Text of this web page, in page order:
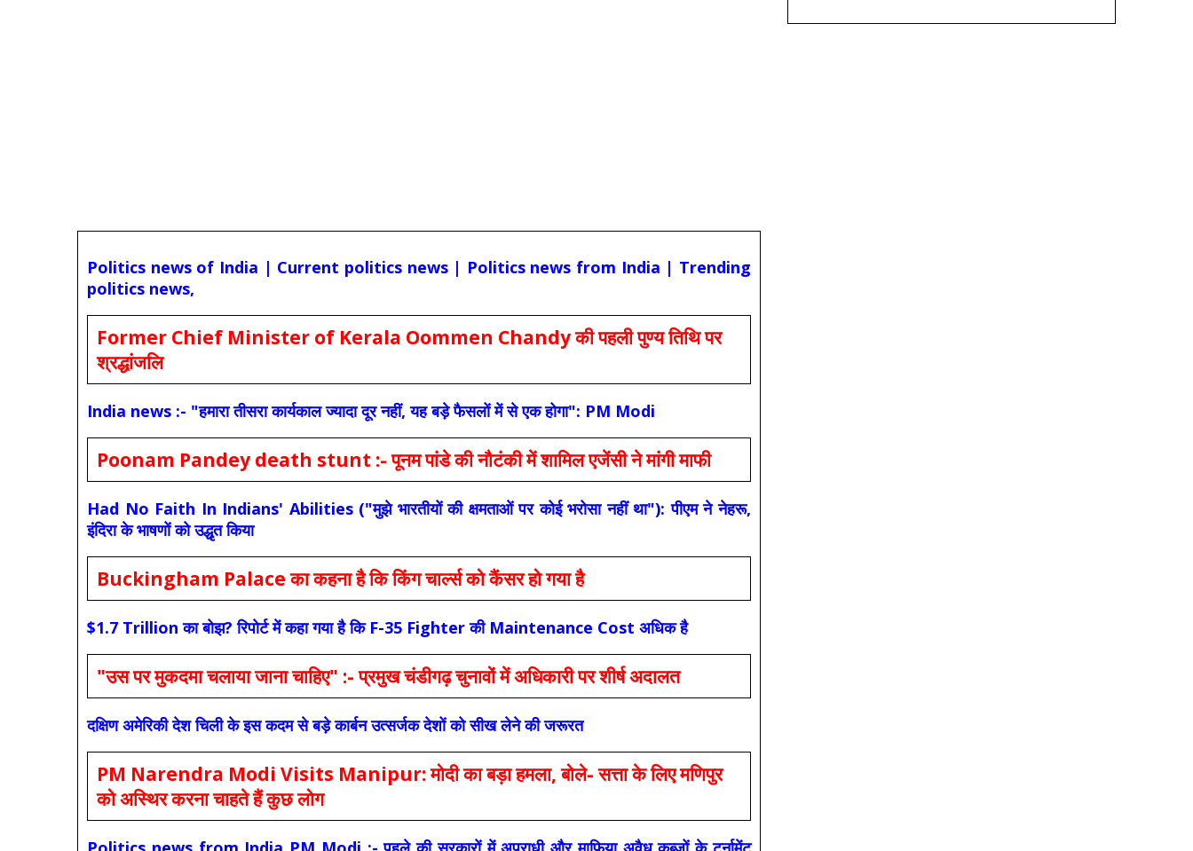
Politics news of India | Current politics news | Politics news from India | Trending
politics news,
Former Chief Minister of Kerala Oommen Chandy की पहली पुण्य तिथि पर
श्रद्धांजलि
India news :- "हमारा तीसरा कार्यकाल ज्यादा दूर नहीं, यह बड़े फैसलों में से एक होगा": PM Modi
Poonam Pandey death stunt :- पूनम पांडे की नौटंकी में शामिल एजेंसी ने मांगी माफी
Had No Faith In Indians' Abilities ("मुझे भारतीयों की क्षमताओं पर कोई भरोसा नहीं था"): पीएम ने नेहरू,
इंदिरा के भाषणों को उद्धृत किया
Buckingham Palace का कहना है कि किंग चार्ल्स को कैंसर हो गया है
$1.7 Trillion का बोझ? रिपोर्ट में कहा गया है कि F-35 Fighter की Maintenance Cost अधिक है
"उस पर मुकदमा चलाया जाना चाहिए" :- प्रमुख चंडीगढ़ चुनावों में अधिकारी पर शीर्ष अदालत
दक्षिण अमेरिकी देश चिली के इस कदम से बड़े कार्बन उत्सर्जक देशों को सीख लेने की जरूरत
PM Narendra Modi Visits Manipur: मोदी का बड़ा हमला, बोले- सत्ता के लिए मणिपुर
को अस्थिर करना चाहते हैं कुछ लोग